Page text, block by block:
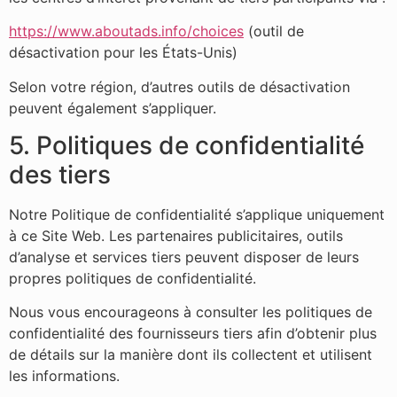
https://www.aboutads.info/choices (outil de
désactivation pour les États-Unis)
Selon votre région, d’autres outils de désactivation
peuvent également s’appliquer.
5. Politiques de confidentialité
des tiers
Notre Politique de confidentialité s’applique uniquement
à ce Site Web. Les partenaires publicitaires, outils
d’analyse et services tiers peuvent disposer de leurs
propres politiques de confidentialité.
Nous vous encourageons à consulter les politiques de
confidentialité des fournisseurs tiers afin d’obtenir plus
de détails sur la manière dont ils collectent et utilisent
les informations.